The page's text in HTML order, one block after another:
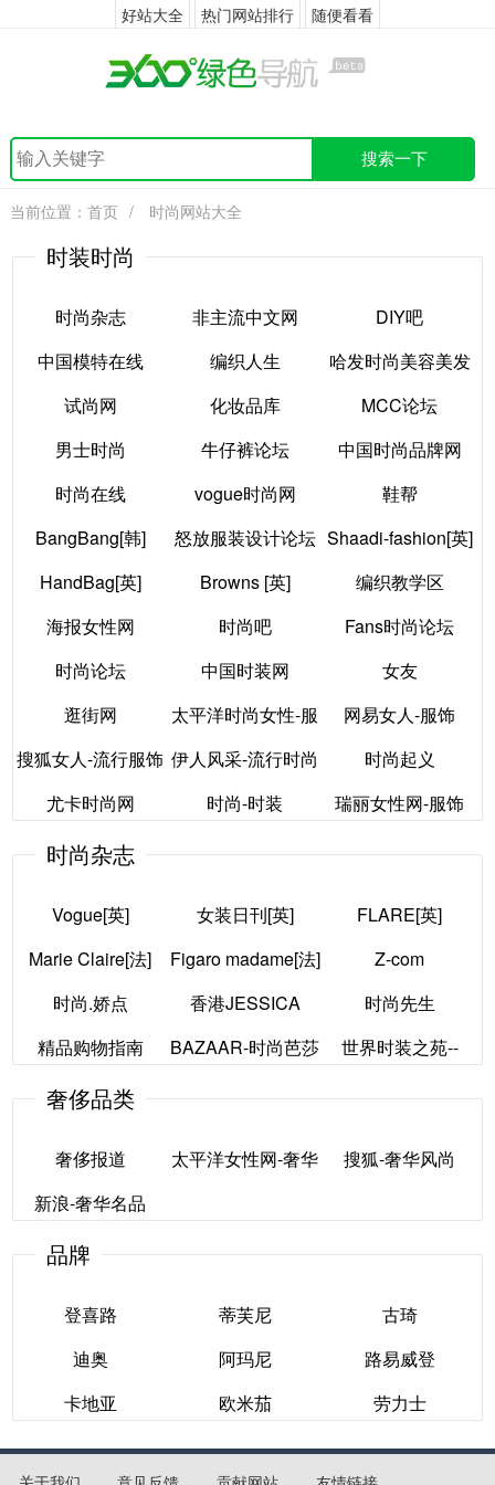
好站大全 热门网站排行 随便看看
搜索一下
当前位置： 首页 / 时尚网站大全
时装时尚
时尚杂志
时尚杂志
非主流中文网
非主流中文网
DIY吧
DIY吧
中国模特在线
中国模特在线
编织人生
编织人生
哈发时尚美容美发
网
哈发时尚美容美发
网
试尚网
试尚网
化妆品库
化妆品库
MCC论坛
MCC论坛
男士时尚
男士时尚
牛仔裤论坛
牛仔裤论坛
中国时尚品牌网
中国时尚品牌网
时尚在线
时尚在线
vogue时尚网
vogue时尚网
鞋帮
鞋帮
BangBang[韩]
BangBang[韩]
怒放服装设计论坛
怒放服装设计论坛
Shaadi-fashion[英]
Shaadi-fashion[英]
HandBag[英]
HandBag[英]
Browns [英]
Browns [英]
编织教学区
编织教学区
海报女性网
海报女性网
时尚吧
时尚吧
Fans时尚论坛
Fans时尚论坛
时尚论坛
时尚论坛
中国时装网
中国时装网
女友
女友
逛街网
逛街网
太平洋时尚女性-服
饰
太平洋时尚女性-服
饰
网易女人-服饰
网易女人-服饰
搜狐女人-流行服饰
搜狐女人-流行服饰
伊人风采-流行时尚
伊人风采-流行时尚
时尚起义
时尚起义
尤卡时尚网
尤卡时尚网
时尚-时装
时尚-时装
瑞丽女性网-服饰
瑞丽女性网-服饰
时尚杂志
Vogue[英]
Vogue[英]
女装日刊[英]
女装日刊[英]
FLARE[英]
FLARE[英]
Marie Claire[法]
Marie Claire[法]
Figaro madame[法]
Figaro madame[法]
Z-com
Z-com
时尚.娇点
时尚.娇点
香港JESSICA
香港JESSICA
时尚先生
时尚先生
精品购物指南
精品购物指南
BAZAAR-时尚芭莎
BAZAAR-时尚芭莎
世界时装之苑--
奢侈品类
奢侈报道
奢侈报道
太平洋女性网-奢华
太平洋女性网-奢华
搜狐-奢华风尚
新浪-奢华名品
新浪-奢华名品
品牌
登喜路
登喜路
蒂芙尼
蒂芙尼
古琦
古琦
迪奥
迪奥
阿玛尼
阿玛尼
路易威登
路易威登
卡地亚
卡地亚
欧米茄
欧米茄
劳力士
劳力士